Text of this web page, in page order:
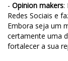
- Opinion makers:
Redes Sociais e
Embora seja um
certamente uma
fortalecer a sua